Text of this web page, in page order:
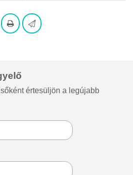
értesüljön a legújabb